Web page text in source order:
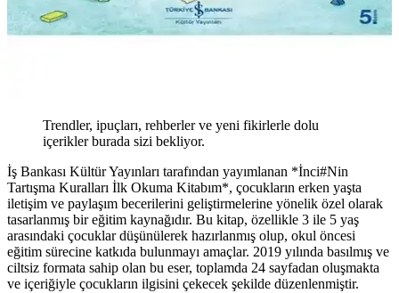
Trendler, ipuçları, rehberler ve yeni fikirlerle dolu
içerikler burada sizi bekliyor.
İş Bankası Kültür Yayınları tarafından yayımlanan *İnci#Nin
Tartışma Kuralları İlk Okuma Kitabım*, çocukların erken yaşta
iletişim ve paylaşım becerilerini geliştirmelerine yönelik özel olarak
tasarlanmış bir eğitim kaynağıdır. Bu kitap, özellikle 3 ile 5 yaş
arasındaki çocuklar düşünülerek hazırlanmış olup, okul öncesi
eğitim sürecine katkıda bulunmayı amaçlar. 2019 yılında basılmış ve
ciltsiz formata sahip olan bu eser, toplamda 24 sayfadan oluşmakta
ve içeriğiyle çocukların ilgisini çekecek şekilde düzenlenmiştir.